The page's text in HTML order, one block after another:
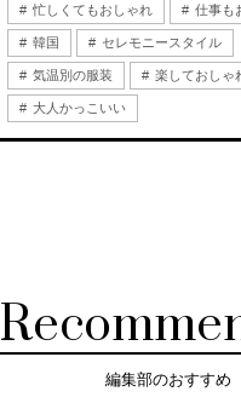
忙しくてもおしゃれ 仕事も
韓国 セレモニースタイル
気温別の服装 楽しておしゃ
大人かっこいい
編集部のおすすめ